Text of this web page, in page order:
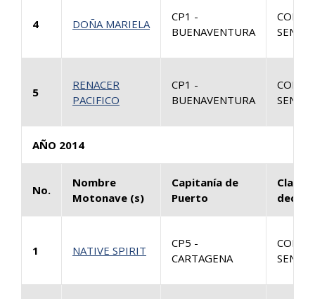
4 DOÑA MARIELA
CP1 -
BUENAVENTURA
5
RENACER
PACIFICO
CP1 -
BUENAVENTURA
AÑO 2014
No.
Nombre
Motonave (s)
Capitanía de
Puerto
Clase
1 NATIVE SPIRIT
CP5 -
CARTAGENA